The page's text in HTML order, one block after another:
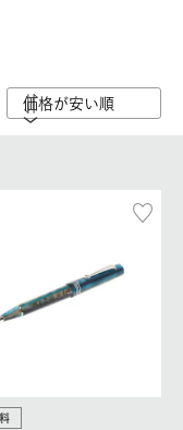
価格が安い順